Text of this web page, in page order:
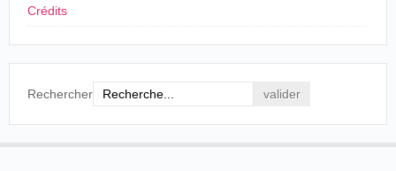
Crédits
Rechercher